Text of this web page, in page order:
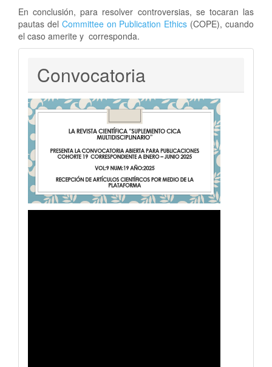
En conclusión, para resolver controversias, se tocaran las
pautas del Committee on Publication Ethics (COPE), cuando
el caso amerite y corresponda.
Convocatoria
Convocatoria